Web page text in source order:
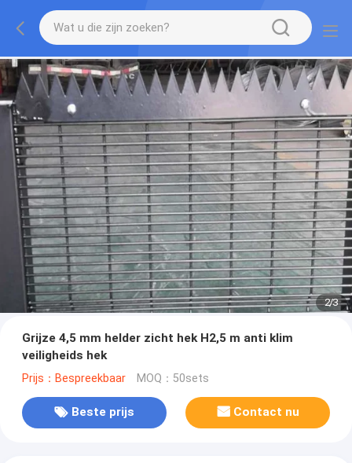
2/3
Grijze 4,5 mm helder zicht hek H2,5 m anti klim
veiligheids hek
Prijs：Bespreekbaar MOQ：50sets
Beste prijs Contact nu